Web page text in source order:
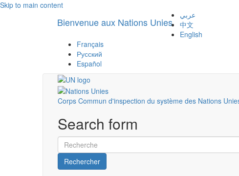
Skip to main content
Bienvenue aux Nations Unies
عربي
中文
English
Français
Русский
Español
Corps Commun d'inspection du système des Nations
Search form
Rechercher